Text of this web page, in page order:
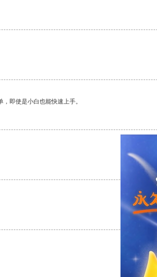
即使是小白也能快速上手。